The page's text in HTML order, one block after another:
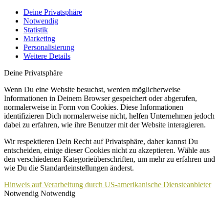
Deine Privatsphäre
Notwendig
Statistik
Marketing
Personalisierung
Weitere Details
Deine Privatsphäre
Wenn Du eine Website besuchst, werden möglicherweise
Informationen in Deinem Browser gespeichert oder abgerufen,
normalerweise in Form von Cookies. Diese Informationen
identifizieren Dich normalerweise nicht, helfen Unternehmen jedoch
dabei zu erfahren, wie ihre Benutzer mit der Website interagieren.
Wir respektieren Dein Recht auf Privatsphäre, daher kannst Du
entscheiden, einige dieser Cookies nicht zu akzeptieren. Wähle aus
den verschiedenen Kategorieüberschriften, um mehr zu erfahren und
wie Du die Standardeinstellungen änderst.
Hinweis auf Verarbeitung durch US-amerikanische Diensteanbieter
Notwendig Notwendig